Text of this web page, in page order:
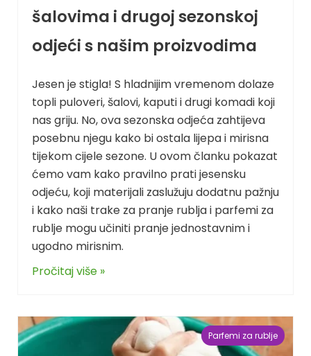
šalovima i drugoj sezonskoj
odjeći s našim proizvodima
Jesen je stigla! S hladnijim vremenom dolaze
topli puloveri, šalovi, kaputi i drugi komadi koji
nas griju. No, ova sezonska odjeća zahtijeva
posebnu njegu kako bi ostala lijepa i mirisna
tijekom cijele sezone. U ovom članku pokazat
ćemo vam kako pravilno prati jesensku
odjeću, koji materijali zaslužuju dodatnu pažnju
i kako naši trake za pranje rublja i parfemi za
rublje mogu učiniti pranje jednostavnim i
ugodno mirisnim.
Pročitaj više »
Parfemi za rublje